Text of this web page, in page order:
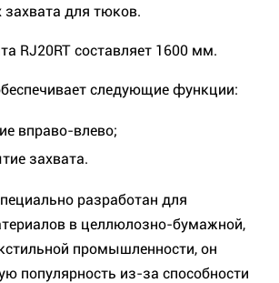
захвата для тюков.
RJ20RT составляет 1600 мм.
следующие функции:
вправо-влево;
захвата.
разработан для
в целлюлозно-бумажной,
промышленности, он
популярность из-за способности